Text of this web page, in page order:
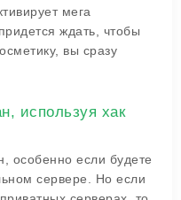
мега
ждать, чтобы
вы сразу
используя хак
особенно если будете
сервере. Но если